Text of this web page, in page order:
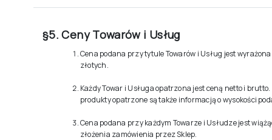
§5. Ceny Towarów i Usług
Cena podana przy tytule Towarów i Usług jest
złotych.
Każdy Towar i Usługa opatrzona jest ceną netto i
produkty opatrzone są także informacją o wysokości
Cena podana przy każdym Towarze i Usłudze jest
złożenia zamówienia przez Sklep.